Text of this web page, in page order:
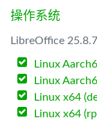
操作系统
LibreOffice
Linux
Linux
Linux x64
Linux x64